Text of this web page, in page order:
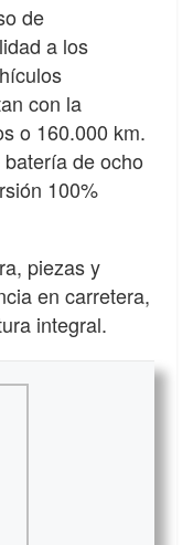
de
a los
con la
o 160.000 km.
de ocho
100%
piezas y
en carretera,
integral.